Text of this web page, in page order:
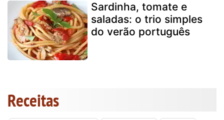
Sardinha, tomate e
saladas: o trio simples
do verão português
Receitas